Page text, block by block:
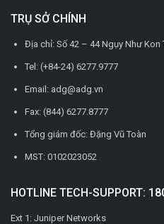
TRỤ SỞ CHÍNH
Địa chỉ: Số 42 – 44 Ngụy Như Kon
Tel: (+84-24) 6277.9777
Email: adg@adg.vn
Fax: (844) 6277.8777
Tổng giám đốc: Đặng Vũ Toàn
MST: 0102023052
HOTLINE TECH-SUPPORT:
Ext 1: Juniper Networks